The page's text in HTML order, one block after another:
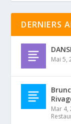
DERNIERS
Mai 5,
Mar 4,